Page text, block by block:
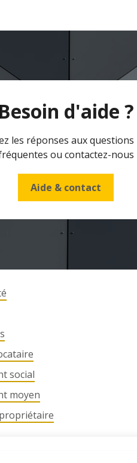
Besoin d'aide ?
les réponses aux questions
ou contactez-nous
Aide & contact
social
moyen